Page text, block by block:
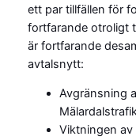
ett par tillfällen för
fortfarande otroligt
är fortfarande
avtalsnytt:
Avgränsning
Viktningen